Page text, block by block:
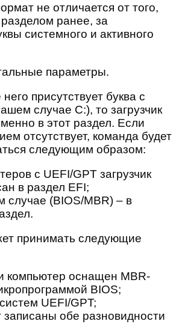
не отличается от того,
ранее, за
системного и активного
параметры.
присутствует буква с
случае С:), то загрузчик
в этот раздел. Если
отсутствует, команда будет
следующим образом:
с UEFI/GPT загрузчик
в раздел EFI;
случае (BIOS/MBR) – в
принимать следующие
компьютер оснащен MBR-
BIOS;
UEFI/GPT;
записаны обе разновидности